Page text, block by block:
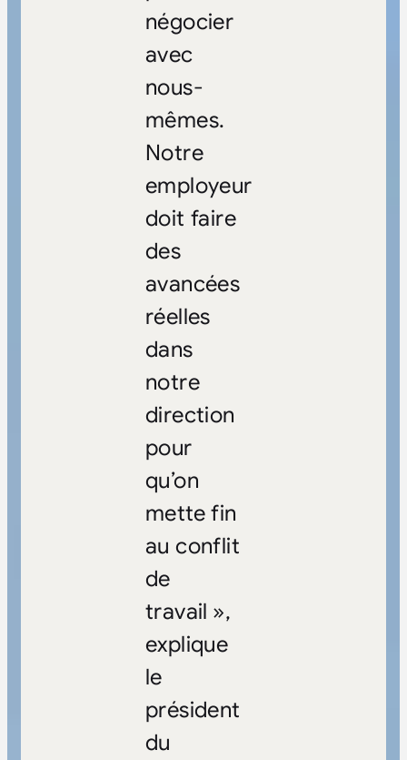
négocier
avec
nous-
mêmes.
Notre
employeur
doit faire
des
avancées
réelles
dans
notre
direction
pour
qu’on
mette fin
au conflit
de
travail »,
explique
le
président
du